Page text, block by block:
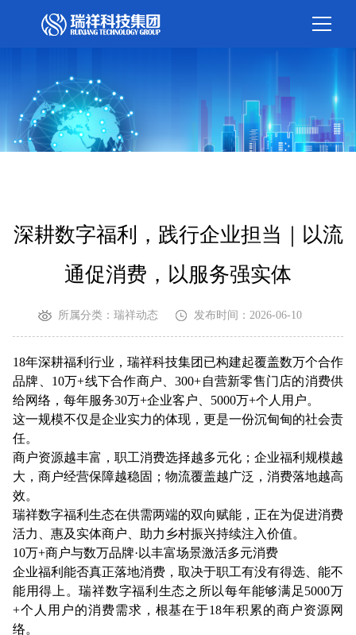
深耕数字福利，践行企业担当｜以流
通促消费，以服务强实体
所属分类：瑞祥动态 发布时间：2026-06-10
18年深耕福利行业，瑞祥科技集团已构建起覆盖数万个合作
品牌、10万+线下合作商户、300+自营新零售门店的消费供
给网络，每年服务30万+企业客户、5000万+个人用户。
这一规模不仅是企业实力的体现，更是一份沉甸甸的社会责
任。
商户资源越丰富，职工消费选择越多元化；企业福利规模越
大，商户经营保障越稳固；物流覆盖越广泛，消费落地越高
效。
瑞祥数字福利生态在供需两端的双向赋能，正在为促进消费
活力、惠及实体商户、助力乡村振兴持续注入价值。
10万+商户与数万品牌·以丰富场景激活多元消费
企业福利能否真正落地消费，取决于职工有没有得选、能不
能用得上。瑞祥数字福利生态之所以每年能够满足5000万
+个人用户的消费需求，根基在于18年积累的商户资源网
络。